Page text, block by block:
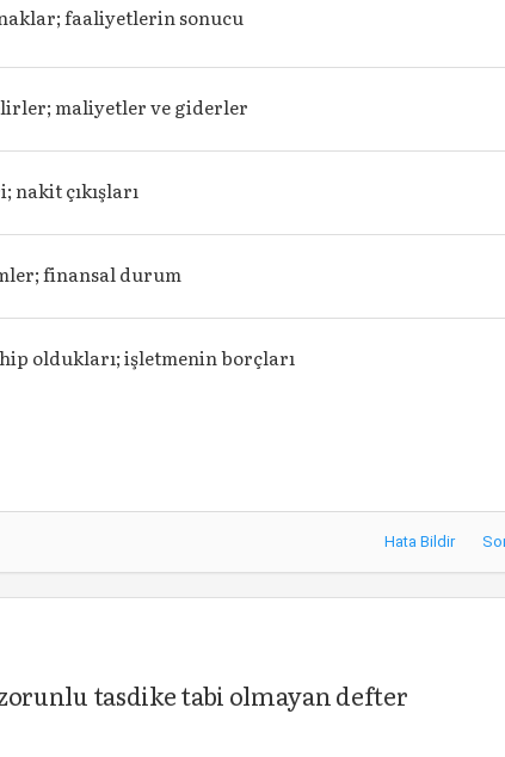
faaliyetlerin sonucu
maliyetler ve giderler
çıkışları
finansal durum
oldukları; işletmenin borçları
Hata Bildir
tasdike tabi olmayan defter